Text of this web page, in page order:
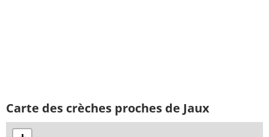
Carte des crèches proches de Jaux